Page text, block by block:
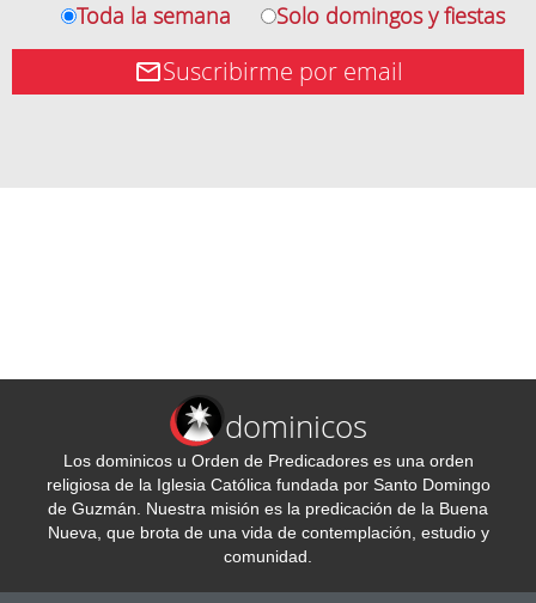
Toda la semana
Solo domingos y fiestas
Suscribirme por email
dominicos
Los dominicos u Orden de Predicadores es una orden
religiosa de la Iglesia Católica fundada por Santo Domingo
de Guzmán. Nuestra misión es la predicación de la Buena
Nueva, que brota de una vida de contemplación, estudio y
comunidad.